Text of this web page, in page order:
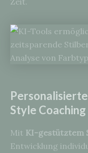
Style Coaching
Mit KI-gestütztem
Entwicklung